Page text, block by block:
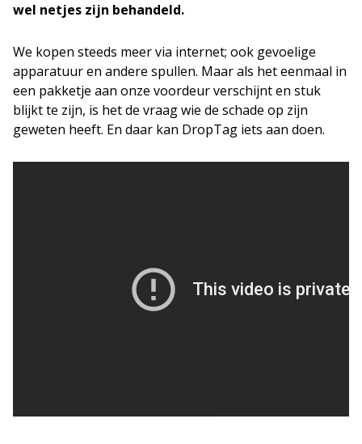
wel netjes zijn behandeld.
We kopen steeds meer via internet; ook gevoelige
apparatuur en andere spullen. Maar als het eenmaal in
een pakketje aan onze voordeur verschijnt en stuk
blijkt te zijn, is het de vraag wie de schade op zijn
geweten heeft. En daar kan DropTag iets aan doen.